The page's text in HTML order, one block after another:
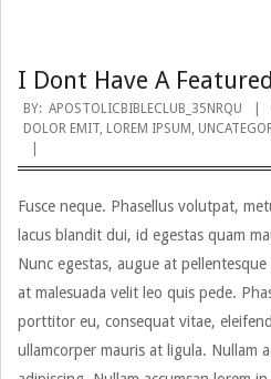
I Dont Have A
2015-
01-
09
BY: APOSTOLICBIBLECLUB_35NRQU
DOLOR EMIT, LOREM IPSUM ,
Fusce neque. Phasellus volutpat,
lacus blandit dui, id egestas quam
Nunc egestas, augue at
at malesuada velit leo quis pede.
porttitor eu, consequat vitae,
ullamcorper mauris at ligula. Nullam